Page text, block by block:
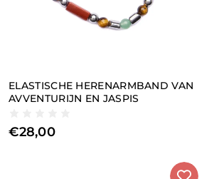
ELASTISCHE HERENARMBAND VAN
AVVENTURIJN EN JASPIS
€28,00